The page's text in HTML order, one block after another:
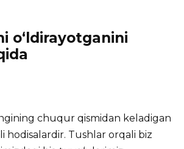
o‘ldirayotganini
chuqur qismidan keladigan
hodisalardir. Tushlar orqali biz